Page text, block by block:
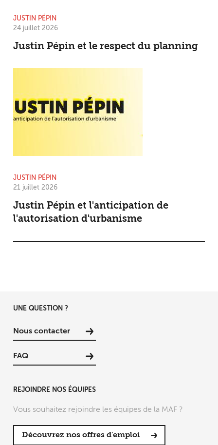
JUSTIN PÉPIN
24 juillet 2026
Justin Pépin et le respect du planning
JUSTIN PÉPIN
21 juillet 2026
Justin Pépin et l'anticipation de
l'autorisation d'urbanisme
UNE QUESTION ?
Nous contacter
FAQ
REJOINDRE NOS ÉQUIPES
Vous souhaitez rejoindre les équipes de la MAF ?
Découvrez nos offres d'emploi